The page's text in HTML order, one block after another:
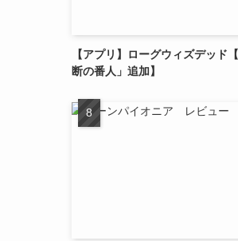
【アプリ】ローグウィズデッド
断の番人」追加】